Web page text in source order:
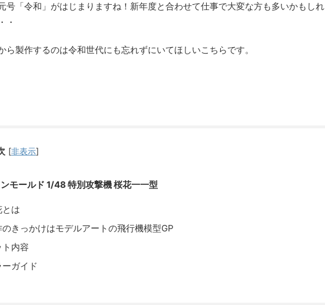
号「令和」がはじまりますね！新年度と合わせて仕事で大変な方も多いかもしれ
・
ら製作するのは令和世代にも忘れずにいてほしいこちらです。
[非表示]
モールド 1/48 特別攻撃機 桜花一一型
は
のきっかけはモデルアートの飛行機模型GP
ト内容
ーガイド